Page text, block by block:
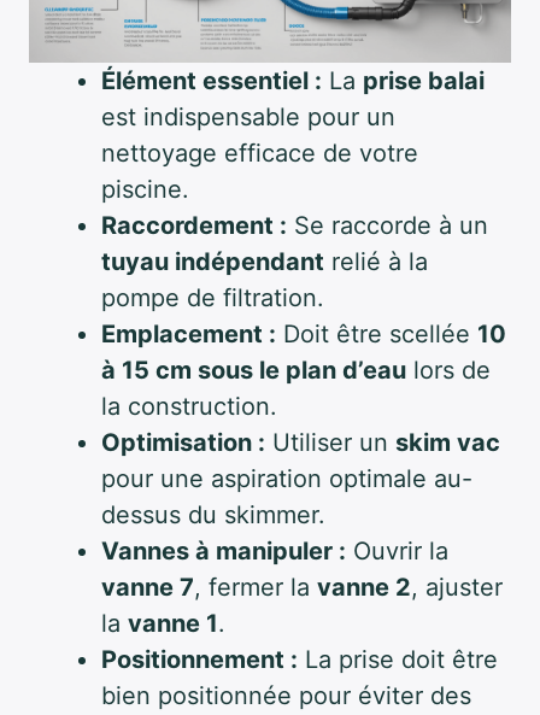
Élément essentiel : La prise balai
est indispensable pour un
nettoyage efficace de votre
piscine.
Raccordement : Se raccorde à un
tuyau indépendant relié à la
pompe de filtration.
Emplacement : Doit être scellée 10
à 15 cm sous le plan d’eau lors de
la construction.
Optimisation : Utiliser un skim vac
pour une aspiration optimale au-
dessus du skimmer.
Vannes à manipuler : Ouvrir la
vanne 7, fermer la vanne 2, ajuster
la vanne 1.
Positionnement : La prise doit être
bien positionnée pour éviter des